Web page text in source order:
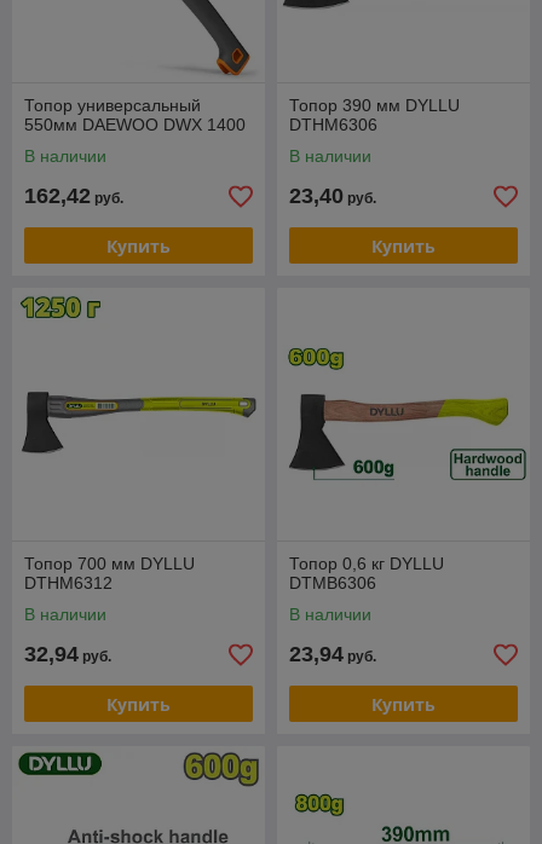
Топор универсальный
550мм DAEWOO DWX 1400
В наличии
162,42 руб.
Купить
Топор 390 мм DYLLU
DTHM6306
В наличии
23,40 руб.
Купить
Топор 700 мм DYLLU
DTHM6312
В наличии
32,94 руб.
Купить
Топор 0,6 кг DYLLU
DTMB6306
В наличии
23,94 руб.
Купить